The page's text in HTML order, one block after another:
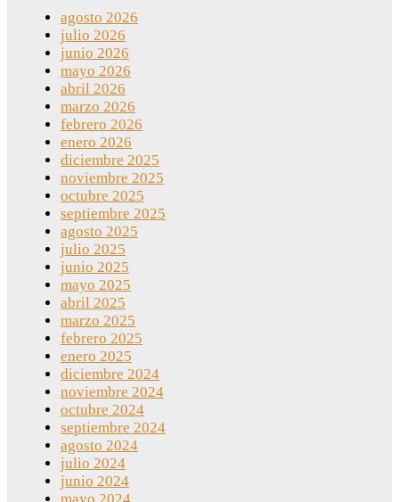
agosto 2026
julio 2026
junio 2026
mayo 2026
abril 2026
marzo 2026
febrero 2026
enero 2026
diciembre 2025
noviembre 2025
octubre 2025
septiembre 2025
agosto 2025
julio 2025
junio 2025
mayo 2025
abril 2025
marzo 2025
febrero 2025
enero 2025
diciembre 2024
noviembre 2024
octubre 2024
septiembre 2024
agosto 2024
julio 2024
junio 2024